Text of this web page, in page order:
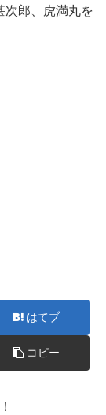
次郎、虎満丸を
はてブ
コピー